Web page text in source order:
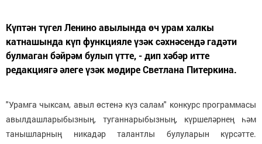
Күптән түгел Ленино авылында өч урам халкы
катнашында күп функцияле үзәк сәхнәсендә гадәти
булмаган бәйрәм булып үтте, - дип хәбәр итте
редакциягә әлеге үзәк мөдире Светлана Питеркина.
"Урамга чыксам, авыл өстенә күз салам" конкурс программасы
авылдашларыбызның, туганнарыбызның, күршеләрнең һәм
танышларның никадәр талантлы булуларын күрсәтте.